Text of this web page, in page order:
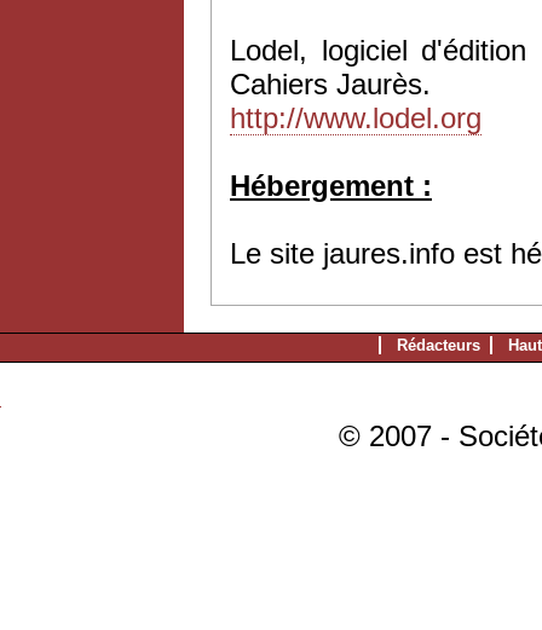
Lodel, logiciel
Cahiers Jaurès.
http://www.lodel.org
Hébergement :
Le site jaures.info est
Rédacteurs
© 2007 -